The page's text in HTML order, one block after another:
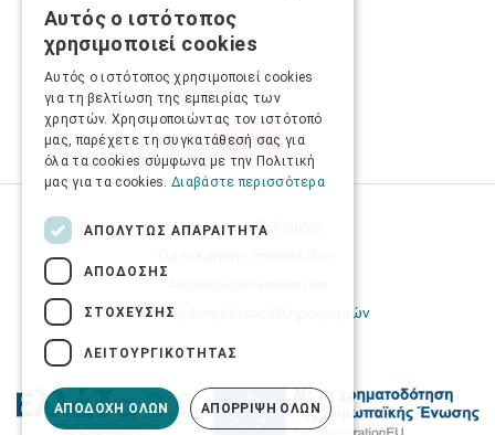
Προσωπικά δεδομένα
Πολιτική Ασφάλειας Πληροφοριών
Αυτός ο ιστότοπος
χρησιμοποιεί cookies
Αυτός ο ιστότοπος χρησιμοποιεί cookies
για τη βελτίωση της εμπειρίας των
χρηστών. Χρησιμοποιώντας τον ιστότοπό
μας, παρέχετε τη συγκατάθεσή σας για
όλα τα cookies σύμφωνα με την Πολιτική
μας για τα cookies. Διαβάστε περισσότερα
ΑΠΟΛΎΤΩΣ ΑΠΑΡΑΊΤΗΤΑ
ΑΠΌΔΟΣΗΣ
ΣΤΌΧΕΥΣΗΣ
ΛΕΙΤΟΥΡΓΙΚΌΤΗΤΑΣ
ΑΠΟΔΟΧΉ ΌΛΩΝ ΑΠΌΡΡΙΨΗ ΌΛΩΝ